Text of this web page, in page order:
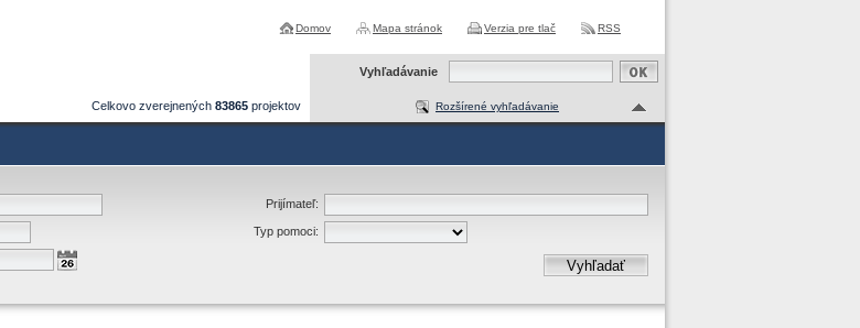
Domov Mapa stránok Verzia pre tlač RSS
Celkovo zverejnených 83865 projektov
Vyhľadávanie
Rozšírené vyhľadávanie
Prijímateľ:
Typ pomoci:
Vyhľadať